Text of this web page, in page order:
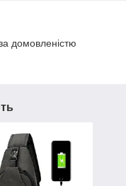
домовленістю